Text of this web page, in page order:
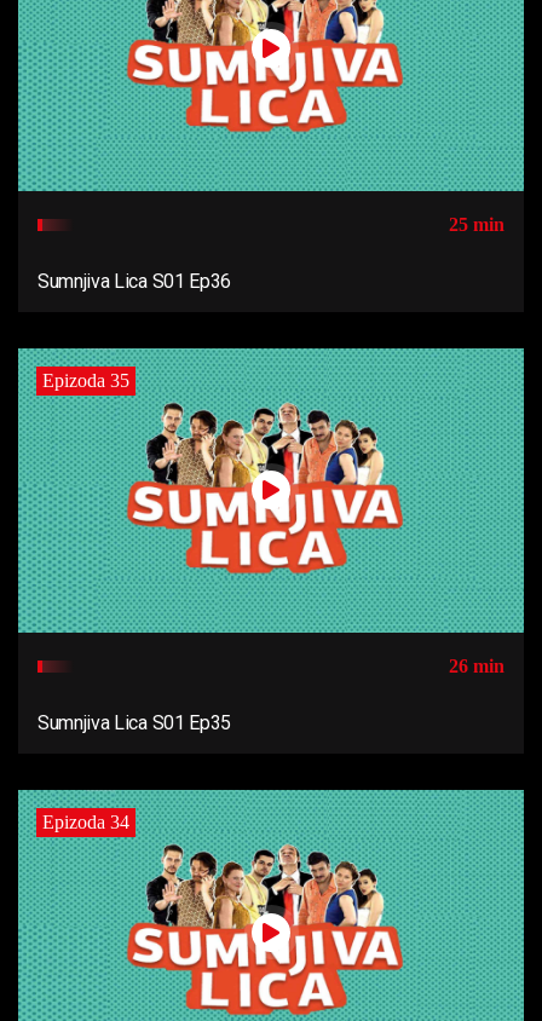
25 min
Sumnjiva Lica S01 Ep36
Epizoda 35
26 min
Sumnjiva Lica S01 Ep35
Epizoda 34